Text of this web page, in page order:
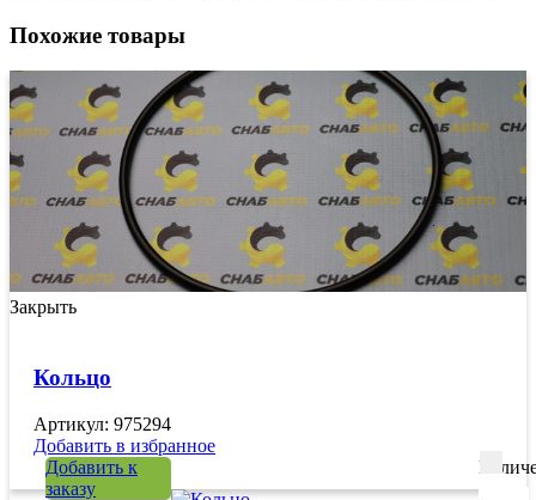
Похожие товары
Закрыть
Кольцо
Артикул: 975294
Добавить в избранное
Добавить к
заказу